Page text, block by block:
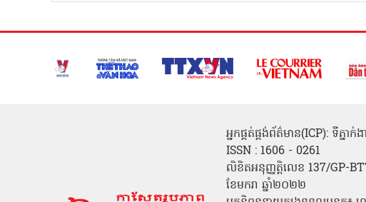
អ្នកផ្គត់ផ្គង់ព័ត៌មាន(ICP): ទីភ្នា
ISSN : 1606 - 0261
លិខិតអនុញ្ញត្តិលេខ 137/GP-
ខែមករា ឆ្នាំ២០២២